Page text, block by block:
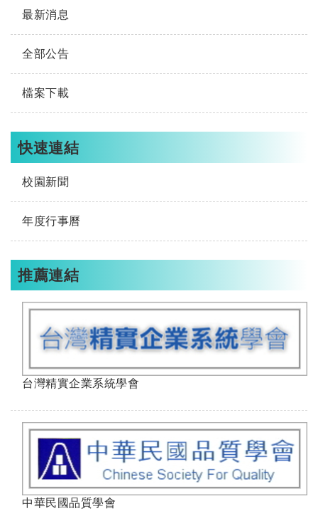
最新消息
全部公告
檔案下載
快速連結
校園新聞
年度行事曆
推薦連結
台灣精實企業系統學會
中華民國品質學會